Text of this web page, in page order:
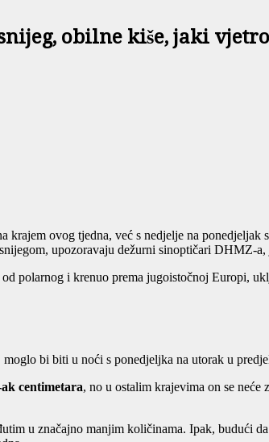
obilne kiše, jaki
krajem ovog tjedna, već s nedjelje na
upozoravaju dežurni sinoptičari DHMZ-a,
polarnog i krenuo prema jugoistočnoj Europi,
moglo bi biti u noći s ponedjeljka na utorak u
ak centimetara, no u ostalim krajevima on se
u značajno manjim količinama. Ipak, budući